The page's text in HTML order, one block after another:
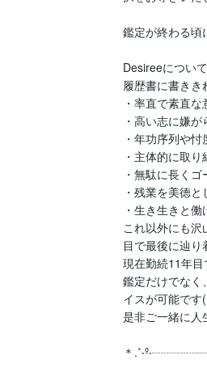
鑑定が終わる頃
Desireeについ
履歴書に書きき
・率直で素直
・高い志に嫌
・年功序列や
・主体的に取
・無駄に長く
・残業を美徳
・生き生きと
これ以外にも
目で最後に辿り
現在勤続11年目
鑑定だけでなく
イスが可能です
是非ご一緒に人
＊